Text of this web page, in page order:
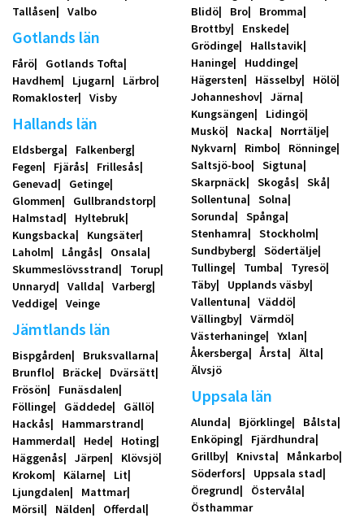
Tallåsen
Valbo
Gotlands län
Fårö
Gotlands Tofta
Havdhem
Ljugarn
Lärbro
Romakloster
Visby
Hallands län
Eldsberga
Falkenberg
Fegen
Fjärås
Frillesås
Genevad
Getinge
Glommen
Gullbrandstorp
Halmstad
Hyltebruk
Kungsbacka
Kungsäter
Laholm
Långås
Onsala
Skummeslövsstrand
Torup
Unnaryd
Vallda
Varberg
Veddige
Veinge
Jämtlands län
Bispgården
Bruksvallarna
Brunflo
Bräcke
Dvärsätt
Frösön
Funäsdalen
Föllinge
Gäddede
Gällö
Hackås
Hammarstrand
Hammerdal
Hede
Hoting
Häggenås
Järpen
Klövsjö
Krokom
Kälarne
Lit
Ljungdalen
Mattmar
Mörsil
Nälden
Offerdal
Blidö
Bro
Bromma
Brottby
Enskede
Grödinge
Hallstavik
Haninge
Huddinge
Hägersten
Hässelby
Hölö
Johanneshov
Järna
Kungsängen
Lidingö
Muskö
Nacka
Norrtälje
Nykvarn
Rimbo
Rönninge
Saltsjö-boo
Sigtuna
Skarpnäck
Skogås
Skå
Sollentuna
Solna
Sorunda
Spånga
Stenhamra
Stockholm
Sundbyberg
Södertälje
Tullinge
Tumba
Tyresö
Täby
Upplands väsby
Vallentuna
Väddö
Vällingby
Värmdö
Västerhaninge
Yxlan
Åkersberga
Årsta
Älta
Älvsjö
Uppsala län
Alunda Björklinge
Bålsta
Enköping
Fjärdhundra
Grillby
Knivsta
Månkarbo
Söderfors
Uppsala stad
Öregrund
Östervåla
Östhammar